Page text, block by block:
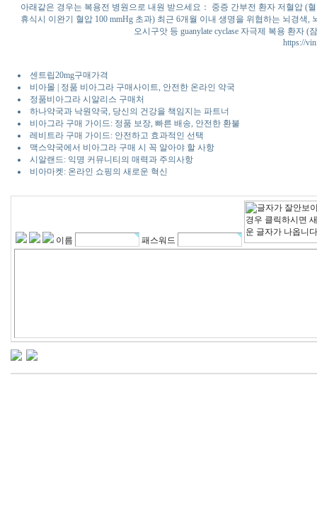
아래같은 경우는 복용전 병원으로 내원 받으세요： 중증 간부전 환자 저혈압 (
휴식시 이완기 혈압 100 mmHg 초과) 최근 6개월 이내 생명을 위협하는 뇌경
오시구앗 등 guanylate cyclase 자극제 복용 환자
https://
센트립20mg구매가격
비아몰 | 정품 비아그라 구매사이트, 안전한 온라인 약국
정품비아그라 시알리스 구매처
하나약국과 낙원약국, 당신의 건강을 책임지는 파트너
비아그라 구매 가이드: 정품 보장, 빠른 배송, 안전한 환불
레비트라 구매 가이드: 안전하고 효과적인 선택
맥스약국에서 비아그라 구매 시 꼭 알아야 할 사항
시알랜드: 익명 커뮤니티의 매력과 주의사항
비아마켓: 온라인 쇼핑의 새로운 혁신
이름 패스워드